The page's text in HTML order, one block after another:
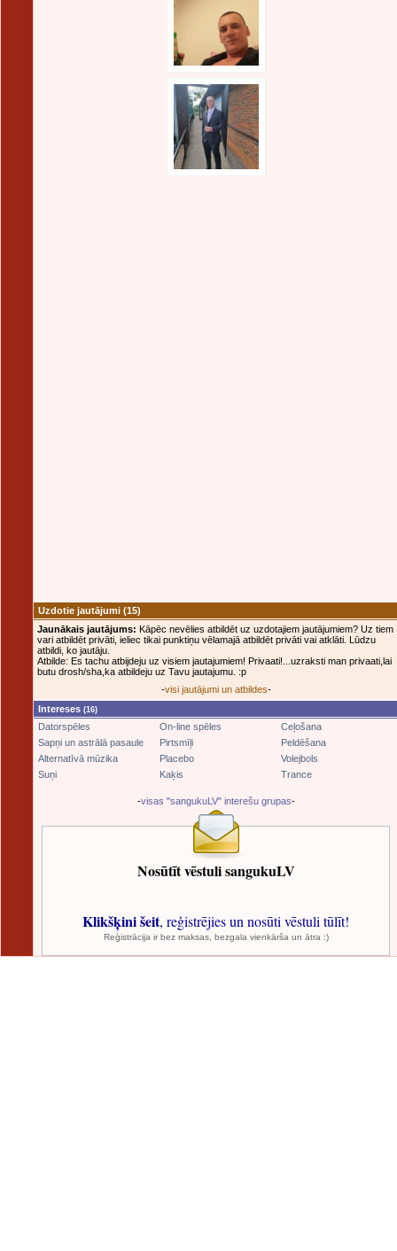
Uzdotie jautājumi (15)
Jaunākais jautājums: Kāpēc nevēlies atbildēt uz uzdotajiem jautājumiem? Uz tiem
vari atbildēt privāti, ieliec tikai punktiņu vēlamajā atbildēt privāti vai atklāti. Lūdzu
atbildi, ko jautāju.
Atbilde: Es tachu atbijdeju uz visiem jautajumiem! Privaati!...uzraksti man privaati,lai
butu drosh/sha,ka atbildeju uz Tavu jautajumu. :p
-visi jautājumi un atbildes-
Intereses (16)
Datorspēles On-line spēles
Ceļošana
Sapņi un astrālā pasaule
Pirtsmīļi
Peldēšana
Alternatīvā mūzika
Placebo
Volejbols
Suņi
Kaķis Trance
-visas "sangukuLV" interešu grupas-
Nosūtīt vēstuli sangukuLV
Klikšķini šeit, reģistrējies un nosūti vēstuli tūlīt!
Reģistrācija ir bez maksas, bezgala vienkārša un ātra :)